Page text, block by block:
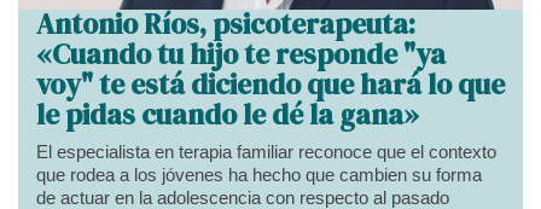
Antonio Ríos, psicoterapeuta:
«Cuando tu hijo te responde "ya
voy" te está diciendo que hará lo que
le pidas cuando le dé la gana»
El especialista en terapia familiar reconoce que el contexto
que rodea a los jóvenes ha hecho que cambien su forma
de actuar en la adolescencia con respecto al pasado